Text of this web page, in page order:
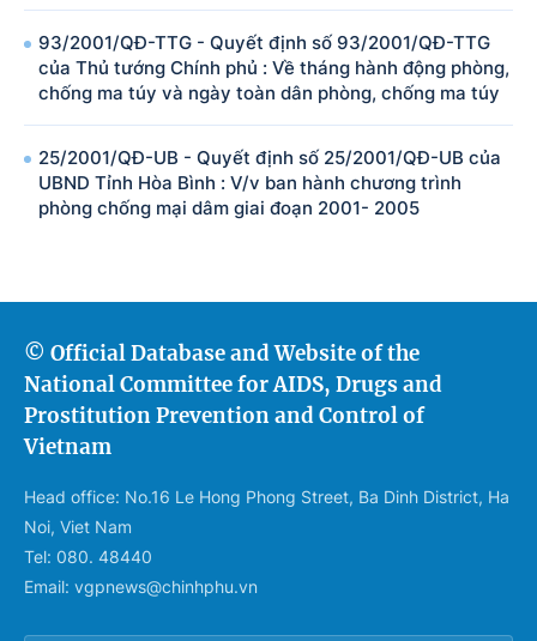
93/2001/QĐ-TTG - Quyết định số 93/2001/QĐ-TTG
của Thủ tướng Chính phủ : Về tháng hành động phòng,
chống ma túy và ngày toàn dân phòng, chống ma túy
25/2001/QĐ-UB - Quyết định số 25/2001/QĐ-UB của
UBND Tỉnh Hòa Bình : V/v ban hành chương trình
phòng chống mại dâm giai đoạn 2001- 2005
© Official Database and Website of the
National Committee for AIDS, Drugs and
Prostitution Prevention and Control of
Vietnam
Head office: No.16 Le Hong Phong Street, Ba Dinh District, Ha
Noi, Viet Nam
Tel: 080. 48440
Email: vgpnews@chinhphu.vn